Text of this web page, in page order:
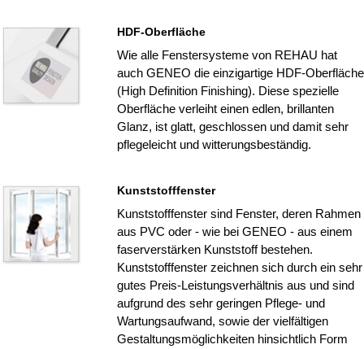
HDF-Oberfläche
Wie alle Fenstersysteme von REHAU hat
auch GENEO die einzigartige HDF-Oberfläche
(High Definition Finishing). Diese spezielle
Oberfläche verleiht einen edlen, brillanten
Glanz, ist glatt, geschlossen und damit sehr
pflegeleicht und witterungsbeständig.
Kunststofffenster
Kunststofffenster sind Fenster, deren Rahmen
aus PVC oder - wie bei GENEO - aus einem
faserverstärken Kunststoff bestehen.
Kunststofffenster zeichnen sich durch ein sehr
gutes Preis-Leistungsverhältnis aus und sind
aufgrund des sehr geringen Pflege- und
Wartungsaufwand, sowie der vielfältigen
Gestaltungsmöglichkeiten hinsichtlich Form